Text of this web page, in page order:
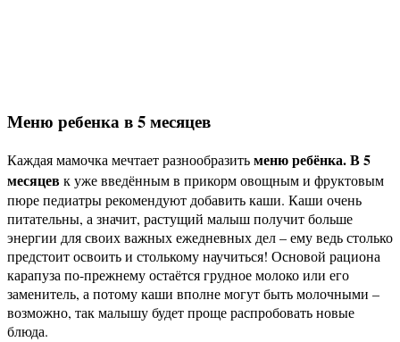
Меню ребенка в 5 месяцев
Каждая мамочка мечтает разнообразитьменю ребёнка. В 5
месяцевк уже введённым в прикорм овощным и фруктовым
пюре педиатры рекомендуют добавить каши. Каши очень
питательны, а значит, растущий малыш получит больше
энергии для своих важных ежедневных дел – ему ведь столько
предстоит освоить и столькому научиться! Основой рациона
карапуза по-прежнему остаётся грудное молоко или его
заменитель, а потому каши вполне могут быть молочными –
возможно, так малышу будет проще распробовать новые
блюда.